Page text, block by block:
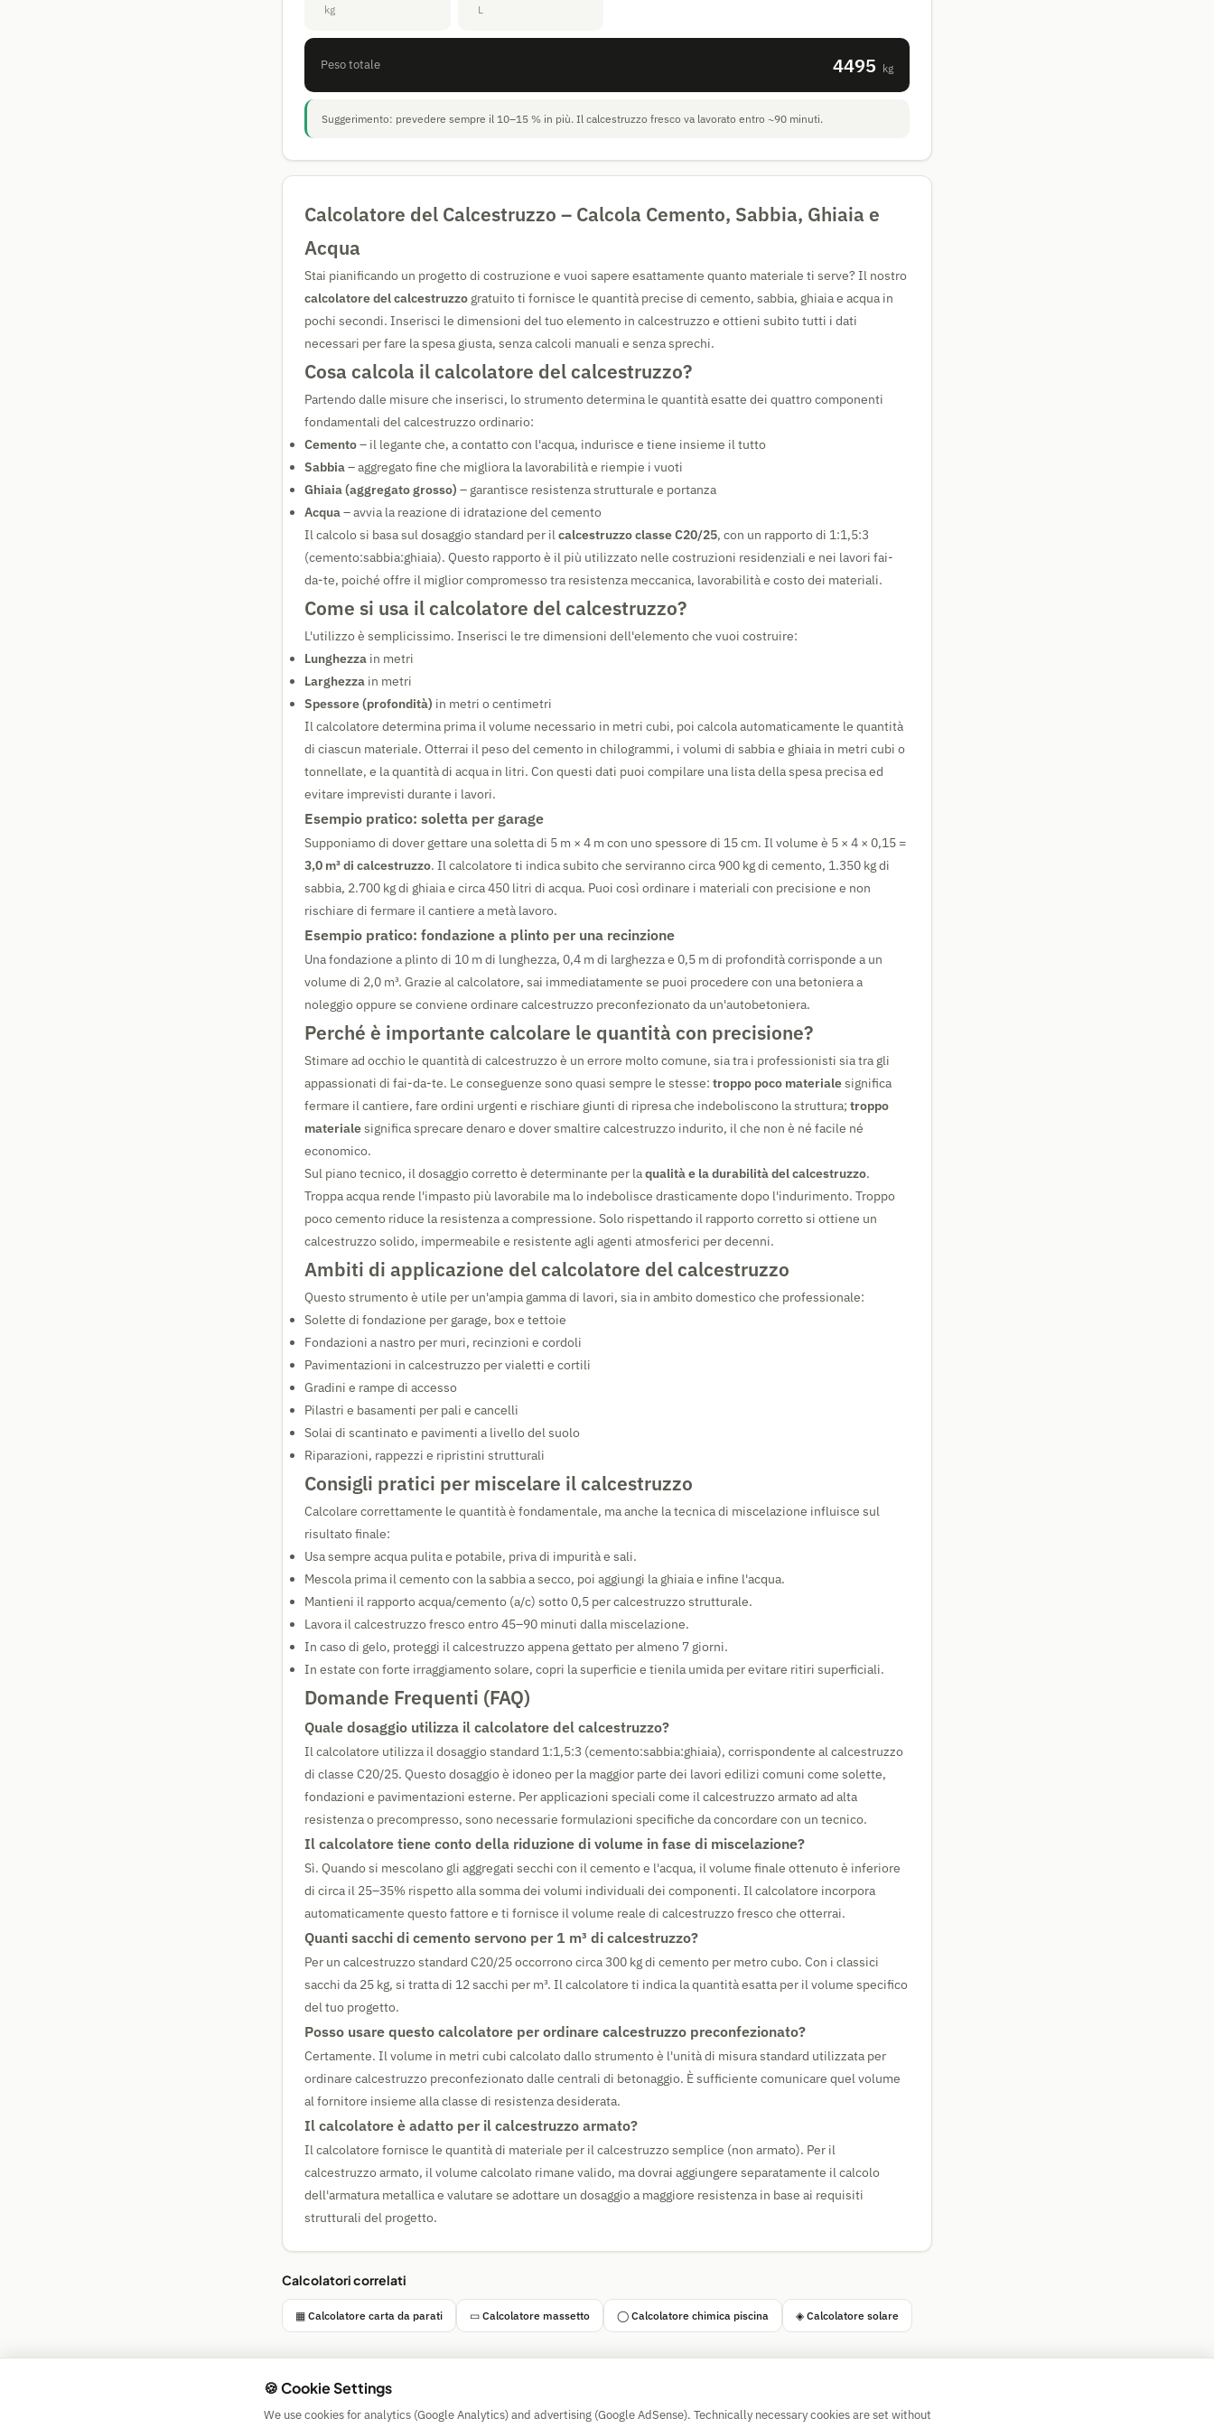
kg L
Peso totale 4495 kg
Suggerimento: prevedere sempre il 10–15 % in più. Il calcestruzzo fresco va lavorato entro ~90 minuti.
Calcolatore del Calcestruzzo – Calcola Cemento, Sabbia, Ghiaia e
Acqua
Stai pianificando un progetto di costruzione e vuoi sapere esattamente quanto materiale ti serve? Il nostro
calcolatore del calcestruzzo gratuito ti fornisce le quantità precise di cemento, sabbia, ghiaia e acqua in
pochi secondi. Inserisci le dimensioni del tuo elemento in calcestruzzo e ottieni subito tutti i dati
necessari per fare la spesa giusta, senza calcoli manuali e senza sprechi.
Cosa calcola il calcolatore del calcestruzzo?
Partendo dalle misure che inserisci, lo strumento determina le quantità esatte dei quattro componenti
fondamentali del calcestruzzo ordinario:
Cemento– il legante che, a contatto con l'acqua, indurisce e tiene insieme il tutto
Sabbia– aggregato fine che migliora la lavorabilità e riempie i vuoti
Ghiaia (aggregato grosso) – garantisce resistenza strutturale e portanza
Acqua– avvia la reazione di idratazione del cemento
Il calcolo si basa sul dosaggio standard per ilcalcestruzzo classe C20/25, con un rapporto di 1:1,5:3
(cemento:sabbia:ghiaia). Questo rapporto è il più utilizzato nelle costruzioni residenziali e nei lavori fai-
da-te, poiché offre il miglior compromesso tra resistenza meccanica, lavorabilità e costo dei materiali.
Come si usa il calcolatore del calcestruzzo?
L'utilizzo è semplicissimo. Inserisci le tre dimensioni dell'elemento che vuoi costruire:
Lunghezza in metri
Larghezza in metri
Spessore (profondità) in metri o centimetri
Il calcolatore determina prima il volume necessario in metri cubi, poi calcola automaticamente le quantità
di ciascun materiale. Otterrai il peso del cemento in chilogrammi, i volumi di sabbia e ghiaia in metri cubi o
tonnellate, e la quantità di acqua in litri. Con questi dati puoi compilare una lista della spesa precisa ed
evitare imprevisti durante i lavori.
Esempio pratico: soletta per garage
Supponiamo di dover gettare una soletta di 5 m × 4 m con uno spessore di 15 cm. Il volume è 5 × 4 × 0,15 =
3,0 m³ di calcestruzzo. Il calcolatore ti indica subito che serviranno circa 900 kg di cemento, 1.350 kg di
sabbia, 2.700 kg di ghiaia e circa 450 litri di acqua. Puoi così ordinare i materiali con precisione e non
rischiare di fermare il cantiere a metà lavoro.
Esempio pratico: fondazione a plinto per una recinzione
Una fondazione a plinto di 10 m di lunghezza, 0,4 m di larghezza e 0,5 m di profondità corrisponde a un
volume di 2,0 m³. Grazie al calcolatore, sai immediatamente se puoi procedere con una betoniera a
noleggio oppure se conviene ordinare calcestruzzo preconfezionato da un'autobetoniera.
Perché è importante calcolare le quantità con precisione?
Stimare ad occhio le quantità di calcestruzzo è un errore molto comune, sia tra i professionisti sia tra gli
appassionati di fai-da-te. Le conseguenze sono quasi sempre le stesse: troppo poco materialesignifica
fermare il cantiere, fare ordini urgenti e rischiare giunti di ripresa che indeboliscono la struttura; troppo
materialesignifica sprecare denaro e dover smaltire calcestruzzo indurito, il che non è né facile né
economico.
Sul piano tecnico, il dosaggio corretto è determinante per laqualità e la durabilità del calcestruzzo.
Troppa acqua rende l'impasto più lavorabile ma lo indebolisce drasticamente dopo l'indurimento. Troppo
poco cemento riduce la resistenza a compressione. Solo rispettando il rapporto corretto si ottiene un
calcestruzzo solido, impermeabile e resistente agli agenti atmosferici per decenni.
Ambiti di applicazione del calcolatore del calcestruzzo
Questo strumento è utile per un'ampia gamma di lavori, sia in ambito domestico che professionale:
Solette di fondazione per garage, box e tettoie
Fondazioni a nastro per muri, recinzioni e cordoli
Pavimentazioni in calcestruzzo per vialetti e cortili
Gradini e rampe di accesso
Pilastri e basamenti per pali e cancelli
Solai di scantinato e pavimenti a livello del suolo
Riparazioni, rappezzi e ripristini strutturali
Consigli pratici per miscelare il calcestruzzo
Calcolare correttamente le quantità è fondamentale, ma anche la tecnica di miscelazione influisce sul
risultato finale:
Usa sempre acqua pulita e potabile, priva di impurità e sali.
Mescola prima il cemento con la sabbia a secco, poi aggiungi la ghiaia e infine l'acqua.
Mantieni il rapporto acqua/cemento (a/c) sotto 0,5 per calcestruzzo strutturale.
Lavora il calcestruzzo fresco entro 45–90 minuti dalla miscelazione.
In caso di gelo, proteggi il calcestruzzo appena gettato per almeno 7 giorni.
In estate con forte irraggiamento solare, copri la superficie e tienila umida per evitare ritiri superficiali.
Domande Frequenti (FAQ)
Quale dosaggio utilizza il calcolatore del calcestruzzo?
Il calcolatore utilizza il dosaggio standard 1:1,5:3 (cemento:sabbia:ghiaia), corrispondente al calcestruzzo
di classe C20/25. Questo dosaggio è idoneo per la maggior parte dei lavori edilizi comuni come solette,
fondazioni e pavimentazioni esterne. Per applicazioni speciali come il calcestruzzo armato ad alta
resistenza o precompresso, sono necessarie formulazioni specifiche da concordare con un tecnico.
Il calcolatore tiene conto della riduzione di volume in fase di miscelazione?
Sì. Quando si mescolano gli aggregati secchi con il cemento e l'acqua, il volume finale ottenuto è inferiore
di circa il 25–35% rispetto alla somma dei volumi individuali dei componenti. Il calcolatore incorpora
automaticamente questo fattore e ti fornisce il volume reale di calcestruzzo fresco che otterrai.
Quanti sacchi di cemento servono per 1 m³ di calcestruzzo?
Per un calcestruzzo standard C20/25 occorrono circa 300 kg di cemento per metro cubo. Con i classici
sacchi da 25 kg, si tratta di 12 sacchi per m³. Il calcolatore ti indica la quantità esatta per il volume specifico
del tuo progetto.
Posso usare questo calcolatore per ordinare calcestruzzo preconfezionato?
Certamente. Il volume in metri cubi calcolato dallo strumento è l'unità di misura standard utilizzata per
ordinare calcestruzzo preconfezionato dalle centrali di betonaggio. È sufficiente comunicare quel volume
al fornitore insieme alla classe di resistenza desiderata.
Il calcolatore è adatto per il calcestruzzo armato?
Il calcolatore fornisce le quantità di materiale per il calcestruzzo semplice (non armato). Per il
calcestruzzo armato, il volume calcolato rimane valido, ma dovrai aggiungere separatamente il calcolo
dell'armatura metallica e valutare se adottare un dosaggio a maggiore resistenza in base ai requisiti
strutturali del progetto.
Calcolatori correlati
▦ Calcolatore carta da parati ▭ Calcolatore massetto ◯ Calcolatore chimica piscina ◈ Calcolatore solare
Impressum
| Privacy | Terms | 🍪 Cookies
🍪 Cookie Settings
We use cookies for analytics (Google Analytics) and advertising (Google AdSense). Technically necessary cookies are set without